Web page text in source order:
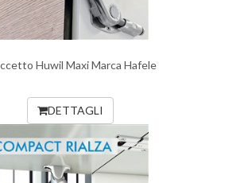
Huwil Maxi Marca Hafele
DETTAGLI